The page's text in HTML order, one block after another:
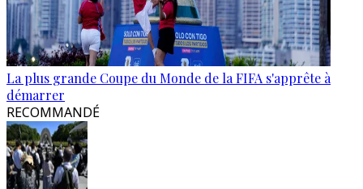
La plus grande Coupe du Monde de la FIFA s'apprête à
démarrer
RECOMMANDÉ